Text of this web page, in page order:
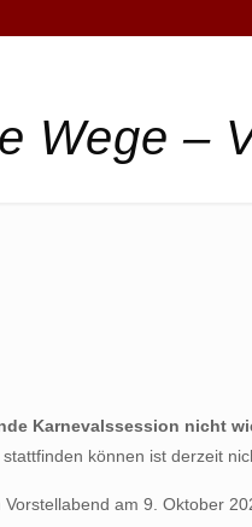
Wege –
Karnevalssession nicht
können ist derzeit
am 9. Oktober